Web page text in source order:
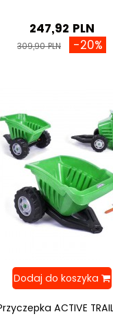
247,92 PLN
309,90 PLN -20%
ACTIVE